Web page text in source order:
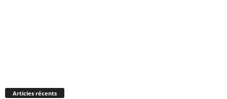
Articles récents